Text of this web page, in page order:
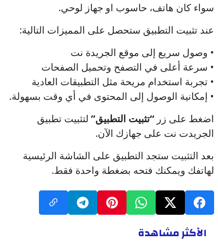
سواء كان هاتف، حاسوب او جهاز لوحي.
عند تثبيت التطبيق ستحصل على المميزات التالية:
• وصول سريع إلى موقع الجريدة نت
• سرعة أعلى في التصفح وتحميل الصفحات
• تجربة استخدام مريحة مثل التطبيقات العادية
• إمكانية الوصول إلى المحتوى في أي وقت بسهولة.
اضغط على زر “تثبيت التطبيق” لتثبيت تطبيق
الجريدت نت على جهازك الآن.
بعد التثبيت ستجد التطبيق على الشاشة الرئيسية
لهاتفك ويمكنك فتحه بضغطة واحدة فقط.
الأكثر مشاهدة